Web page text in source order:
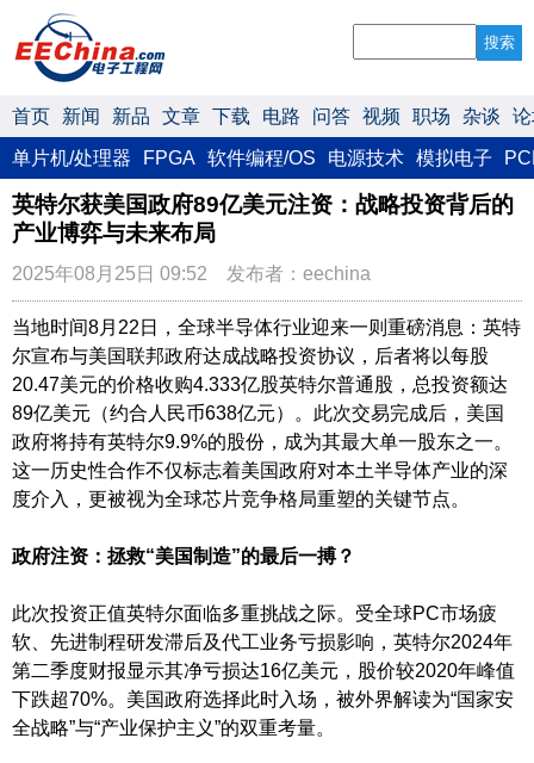
搜索
首页 新闻 新品 文章 下载 电路 问答 视频 职场 杂谈
单片机/处理器 FPGA 软件编程/OS 电源技术 模拟电子
英特尔获美国政府89亿美元注资：战略投资背后的
产业博弈与未来布局
2025年08月25日 09:52 发布者：eechina
当地时间8月22日，全球半导体行业迎来一则重磅消息：英特
尔宣布与美国联邦政府达成战略投资协议，后者将以每股
20.47美元的价格收购4.333亿股英特尔普通股，总投资额达
89亿美元（约合人民币638亿元）。此次交易完成后，美国
政府将持有英特尔9.9%的股份，成为其最大单一股东之一。
这一历史性合作不仅标志着美国政府对本土半导体产业的深
度介入，更被视为全球芯片竞争格局重塑的关键节点。
政府注资：拯救“美国制造”的最后一搏？
此次投资正值英特尔面临多重挑战之际。受全球PC市场疲
软、先进制程研发滞后及代工业务亏损影响，英特尔2024年
第二季度财报显示其净亏损达16亿美元，股价较2020年峰值
下跌超70%。美国政府选择此时入场，被外界解读为“国家安
全战略”与“产业保护主义”的双重考量。